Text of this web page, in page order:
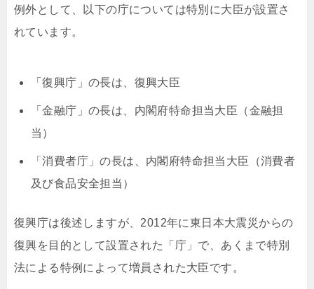
例外として、以下の庁については特別に大臣が設置さ
れています。
「復興庁」の長は、復興大臣
「金融庁」の長は、内閣府特命担当大臣（金融担
当）
「消費者庁」の長は、内閣府特命担当大臣（消費者
及び食品安全担当）
復興庁は後述しますが、2012年に東日本大震災からの
復興を目的として設置された「庁」で、あくまで特別
法による特例によって増員された大臣です。